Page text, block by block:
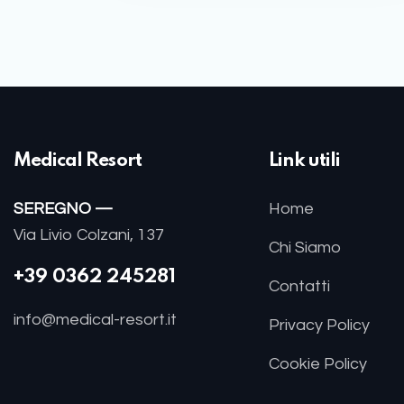
Medical Resort
SEREGNO —
Via Livio Colzani, 137
+39 0362 245281
info@medical-resort.it
Link utili
Home
Chi Siamo
Contatti
Privacy Policy
Cookie Policy